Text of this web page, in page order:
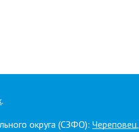
.
округа (СЗФО): Череповец,